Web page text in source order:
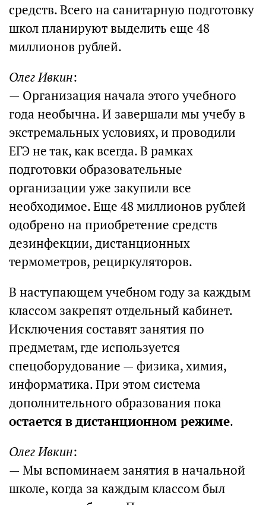
средств. Всего на санитарную подготовку
школ планируют выделить еще 48
миллионов рублей.
Олег Ивкин:
— Организация начала этого учебного
года необычна. И завершали мы учебу в
экстремальных условиях, и проводили
ЕГЭ не так, как всегда. В рамках
подготовки образовательные
организации уже закупили все
необходимое. Еще 48 миллионов рублей
одобрено на приобретение средств
дезинфекции, дистанционных
термометров, рециркуляторов.
В наступающем учебном году за каждым
классом закрепят отдельный кабинет.
Исключения составят занятия по
предметам, где используется
спецоборудование — физика, химия,
информатика. При этом система
дополнительного образования пока
остается в дистанционном режиме.
Олег Ивкин:
— Мы вспоминаем занятия в начальной
школе, когда за каждым классом был